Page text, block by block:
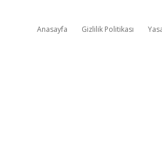
Anasayfa Gizlilik Politikası